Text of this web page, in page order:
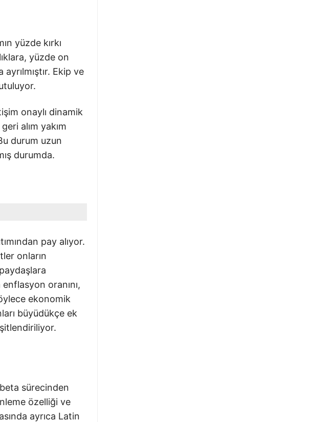
yüzde kırkı
yüzde on
Ekip ve
onaylı dinamik
alım yakım
durum uzun
durumda.
pay alıyor.
onların
oranını,
ekonomik
büyüdükçe ek
sürecinden
özelliği ve
ayrıca Latin